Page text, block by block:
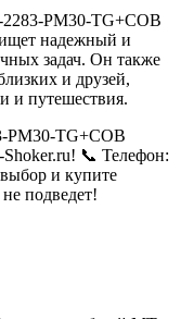
PM30-TG+COB
надежный и
задач. Он также
и друзей,
и путешествия.
PM30-TG+COB
📞 Телефон:
и купите
подведет!